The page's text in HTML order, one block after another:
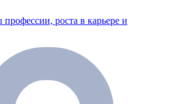
роста в карьере и